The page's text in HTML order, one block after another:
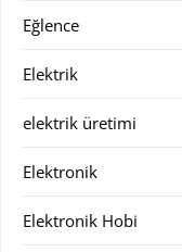
Eğlence
Elektrik
elektrik üretimi
Elektronik
Elektronik Hobi